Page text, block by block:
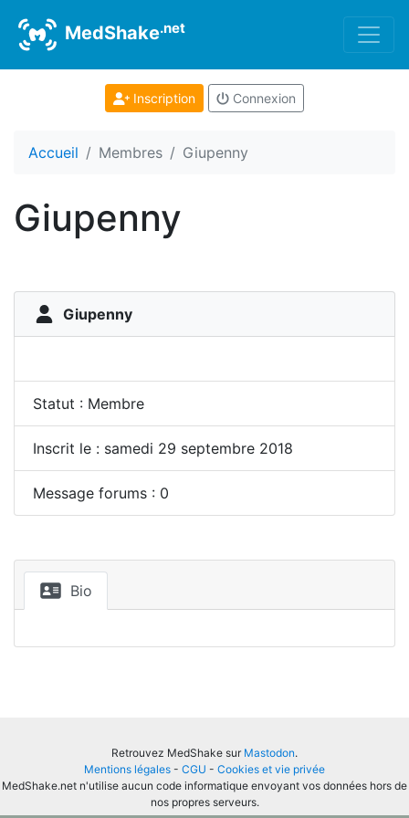
MedShake.net
Inscription Connexion
Accueil Membres Giupenny
Giupenny
Giupenny
Statut : Membre
Inscrit le : samedi 29 septembre 2018
Message forums : 0
Bio
Retrouvez MedShake sur Mastodon.
Mentions légales - CGU - Cookies et vie privée
MedShake.net n'utilise aucun code informatique envoyant vos données hors de
nos propres serveurs.